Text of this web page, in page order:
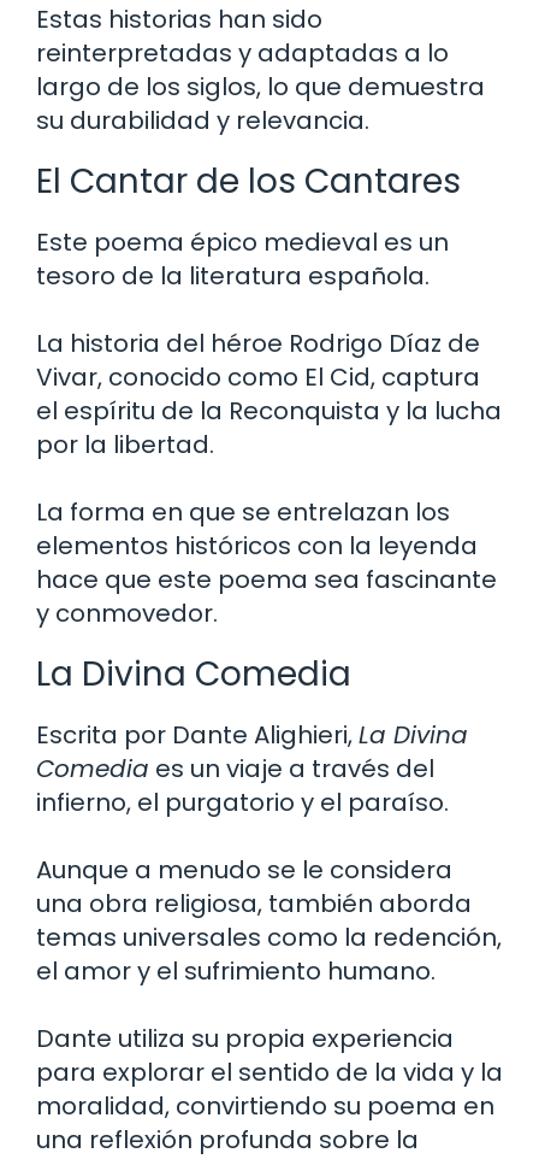
Estas historias han sido
reinterpretadas y adaptadas a lo
largo de los siglos, lo que demuestra
su durabilidad y relevancia.
El Cantar de los Cantares
Este poema épico medieval es un
tesoro de la literatura española.
La historia del héroe Rodrigo Díaz de
Vivar, conocido como El Cid, captura
el espíritu de la Reconquista y la lucha
por la libertad.
La forma en que se entrelazan los
elementos históricos con la leyenda
hace que este poema sea fascinante
y conmovedor.
La Divina Comedia
Escrita por Dante Alighieri,La Divina
Comedia es un viaje a través del
infierno, el purgatorio y el paraíso.
Aunque a menudo se le considera
una obra religiosa, también aborda
temas universales como la redención,
el amor y el sufrimiento humano.
Dante utiliza su propia experiencia
para explorar el sentido de la vida y la
moralidad, convirtiendo su poema en
una reflexión profunda sobre la